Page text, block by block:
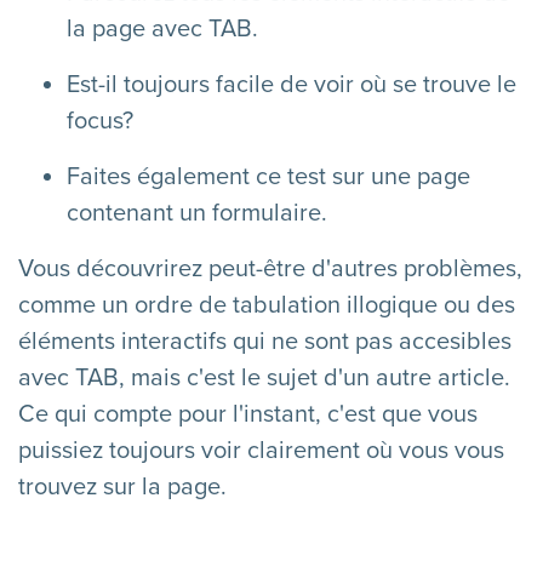
la page avec TAB.
Est-il toujours facile de voir où se trouve le
focus?
Faites également ce test sur une page
contenant un formulaire.
Vous découvrirez peut-être d'autres problèmes,
comme un ordre de tabulation illogique ou des
éléments interactifs qui ne sont pas accesibles
avec TAB, mais c'est le sujet d'un autre article.
Ce qui compte pour l'instant, c'est que vous
puissiez toujours voir clairement où vous vous
trouvez sur la page.